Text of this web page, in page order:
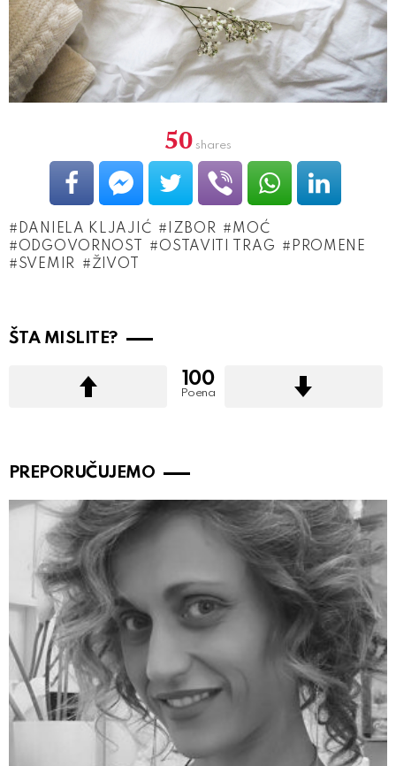
50 shares
DANIELA KLJAJIĆ IZBOR
MOĆ
ODGOVORNOST
OSTAVITI TRAG
PROMENE
SVEMIR
ŽIVOT
ŠTA MISLITE?
100
Poena
PREPORUČUJEMO